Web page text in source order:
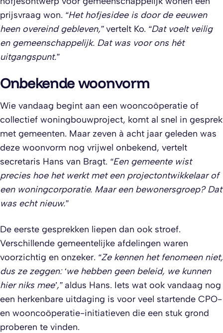
prijsvraag won. “Het hofjesidee is door de eeuwen
heen overeind gebleven,”vertelt Ko. “Dat voelt veilig
en gemeenschappelijk. Dat was voor ons hét
uitgangspunt.”
Onbekende woonvorm
Wie vandaag begint aan een wooncoöperatie of
collectief woningbouwproject, komt al snel in gesprek
met gemeenten. Maar zeven à acht jaar geleden was
deze woonvorm nog vrijwel onbekend, vertelt
secretaris Hans van Bragt. “Een gemeente wist
precies hoe het werkt met een projectontwikkelaar of
een woningcorporatie. Maar een bewonersgroep? Dat
was echt nieuw.”
De eerste gesprekken liepen dan ook stroef.
Verschillende gemeentelijke afdelingen waren
voorzichtig en onzeker. “Ze kennen het fenomeen niet,
dus ze zeggen: ‘we hebben geen beleid, we kunnen
hier niks mee’,”aldus Hans. Iets wat ook vandaag nog
een herkenbare uitdaging is voor veel startende CPO-
en wooncoöperatie-initiatieven die een stuk grond
proberen te vinden.